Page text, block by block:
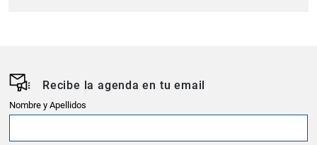
Recibe la agenda en tu email
Nombre y Apellidos